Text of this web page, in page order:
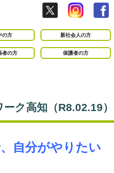
の方 新社会人の方
者の方 保護者の方
ク高知（R8.02.19）
自分がやりたい